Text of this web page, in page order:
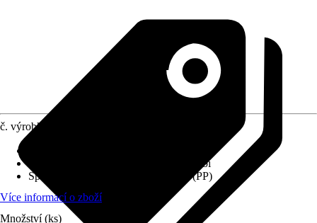
č. výrobku
Systém kanalizačního potrubí
Specifikace materiálu
Polypropylen (PP)
Více informací o zboží
Množství (ks)